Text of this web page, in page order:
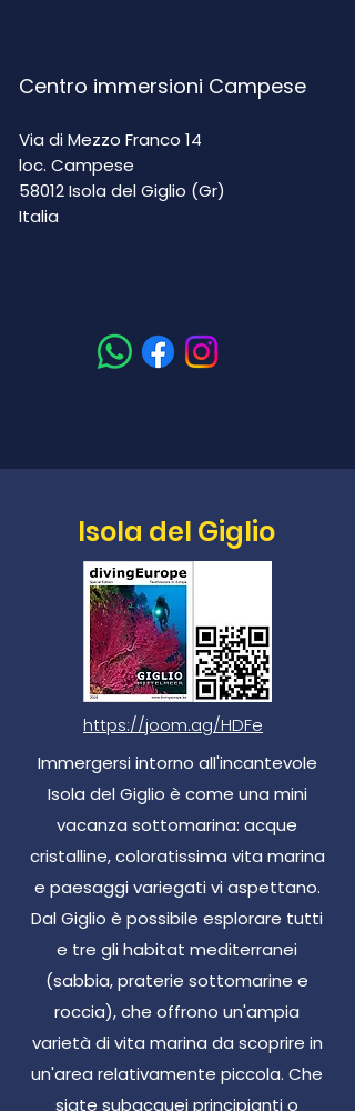
Centro immersioni Campese
Via di Mezzo Franco 14
loc. Campese
58012 Isola del Giglio (Gr)
Italia
Isola del Giglio
https://joom.ag/HDFe
Immergersi intorno all'incantevole
Isola del Giglio è come una mini
vacanza sottomarina: acque
cristalline, coloratissima vita marina
e paesaggi variegati vi aspettano.
Dal Giglio è possibile esplorare tutti
e tre gli habitat mediterranei
(sabbia, praterie sottomarine e
roccia), che offrono un'ampia
varietà di vita marina da scoprire in
un'area relativamente piccola. Che
siate subacquei principianti o